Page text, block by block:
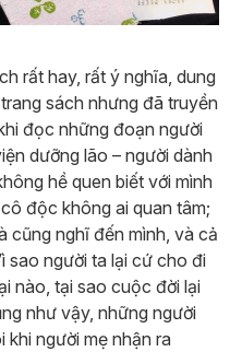
rất hay, rất ý nghĩa, dung
sách nhưng đã truyền
đọc những đoạn người
dưỡng lão – người dành
hề quen biết với mình
độc không ai quan tâm;
cũng nghĩ đến mình, và cả
sao người ta lại cứ cho đi
nào, tại sao cuộc đời lại
như vậy, những người
người mẹ nhận ra